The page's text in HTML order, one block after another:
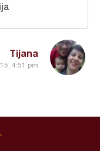
Tijana
4:51 pm